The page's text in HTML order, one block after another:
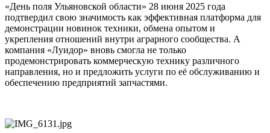
«День поля Ульяновской области» 28 июня 2025 года
подтвердил свою значимость как эффективная платформа для
демонстрации новинок техники, обмена опытом и
укрепления отношений внутри аграрного сообщества. А
компания «Луидор» вновь смогла не только
продемонстрировать коммерческую технику различного
направления, но и предложить услуги по её обслуживанию и
обеспечению предприятий запчастями.